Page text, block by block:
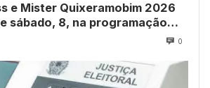
e Mister Quixeramobim 2026
sábado, 8, na programação
município
0